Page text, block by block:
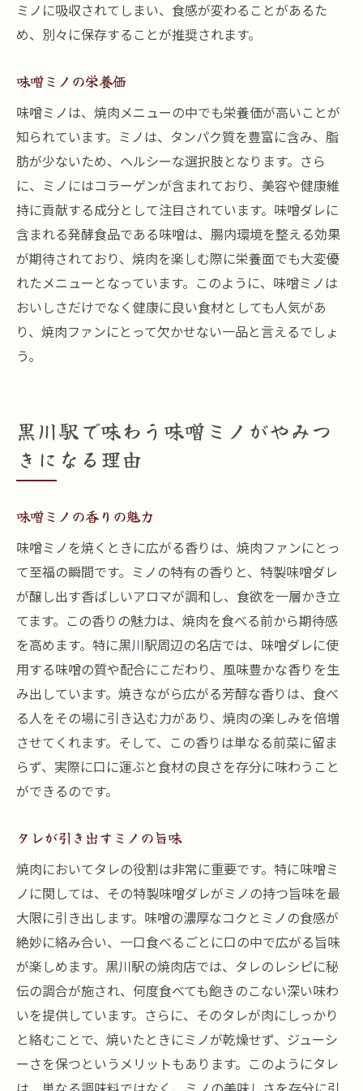
ミノに吸収されてしまい、食感が変わることがあるた
め、別々に保存することが推奨されます。
味噌ミノの栄養価
味噌ミノは、焼肉メニューの中でも栄養価が高いことが
知られています。ミノは、タンパク質を豊富に含み、脂
肪が少ないため、ヘルシーな選択肢となります。さら
に、ミノにはコラーゲンが含まれており、美容や健康維
持に貢献する成分として注目されています。味噌ダレに
含まれる発酵食品である味噌は、腸内環境を整える効果
が期待されており、焼肉を楽しむ際に栄養面でも大変優
れたメニューとなっています。このように、味噌ミノは
おいしさだけでなく健康に良い食材としても人気があ
り、焼肉ファンにとって欠かせない一品と言えるでしょ
う。
黒川駅で味わう味噌ミノがやみつ
きになる理由
味噌ミノの香りの魅力
味噌ミノを焼くときに広がる香りは、焼肉ファンにとっ
て至福の瞬間です。ミノの特有の香りと、特製味噌ダレ
が醸し出す香ばしいアロマが調和し、食欲を一層かき立
てます。この香りの魅力は、焼肉を食べる前から期待感
を高めます。特に黒川駅周辺の名店では、味噌ダレに使
用する味噌の質や配合にこだわり、風味豊かな香りを生
み出しています。焼きながら広がる芳醇な香りは、食べ
る人をその場に引き込む力があり、焼肉の楽しみを倍増
させてくれます。そして、この香りは単なる前菜に留ま
らず、実際に口に運ぶと食材の良さを存分に味わうこと
ができるのです。
タレが引き出すミノの旨味
焼肉においてタレの役割は非常に重要です。特に味噌ミ
ノに関しては、その特製味噌ダレがミノの持つ旨味を最
大限に引き出します。味噌の濃厚なコクとミノの食感が
絶妙に絡み合い、一口食べるごとに口の中で広がる旨味
が楽しめます。黒川駅の焼肉店では、タレのレシピに秘
伝の調合が施され、何度食べても飽きのこない深い味わ
いを提供しています。さらに、そのタレが肉にしっかり
と絡むことで、焼いたときにミノが乾燥せず、ジューシ
ーさを保つというメリットもあります。このようにタレ